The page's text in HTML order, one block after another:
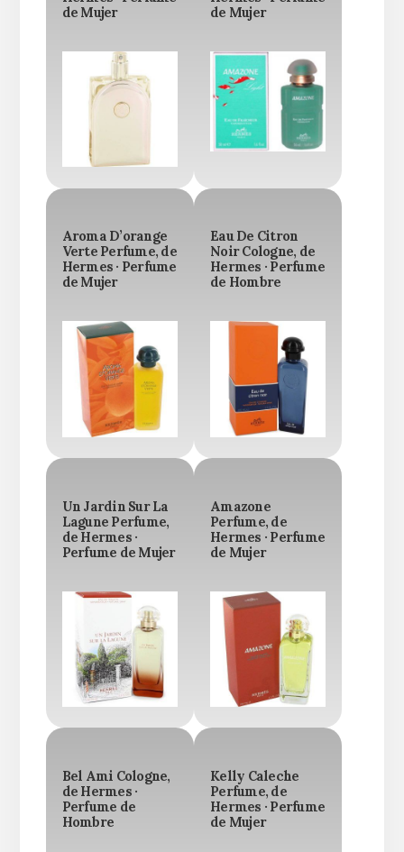
de Mujer
de Mujer
Aroma D’orange
Verte Perfume, de
Hermes · Perfume
de Mujer
Eau De Citron
Noir Cologne, de
Hermes · Perfume
de Hombre
Un Jardin Sur La
Lagune Perfume,
de Hermes ·
Perfume de Mujer
Amazone
Perfume, de
Hermes · Perfume
de Mujer
Bel Ami Cologne,
de Hermes ·
Perfume de
Hombre
Kelly Caleche
Perfume, de
Hermes · Perfume
de Mujer